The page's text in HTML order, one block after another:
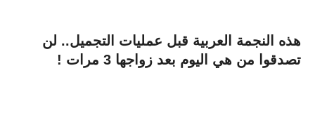
هذه النجمة العربية قبل عمليات التجميل.. لن
تصدقوا من هي اليوم بعد زواجها 3 مرات !